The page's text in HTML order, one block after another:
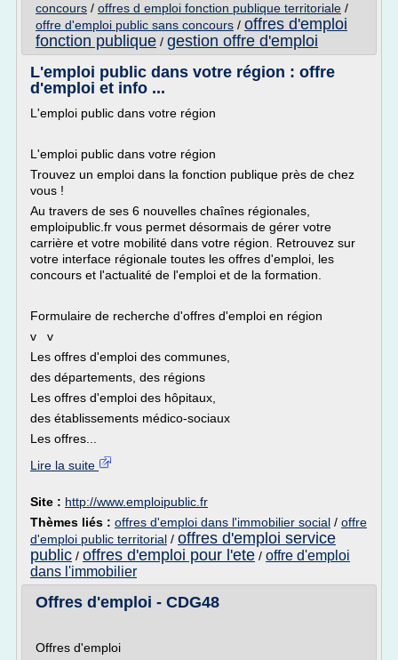
concours / offres d emploi fonction publique territoriale /
offre d'emploi public sans concours / offres d'emploi
fonction publique / gestion offre d'emploi
L'emploi public dans votre région : offre
d'emploi et info ...
L'emploi public dans votre région
L'emploi public dans votre région
Trouvez un emploi dans la fonction publique près de chez
vous !
Au travers de ses 6 nouvelles chaînes régionales,
emploipublic.fr vous permet désormais de gérer votre
carrière et votre mobilité dans votre région. Retrouvez sur
votre interface régionale toutes les offres d'emploi, les
concours et l'actualité de l'emploi et de la formation.
Formulaire de recherche d'offres d'emploi en région
v v
Les offres d'emploi des communes,
des départements, des régions
Les offres d'emploi des hôpitaux,
des établissements médico-sociaux
Les offres...
Lire la suite
Site : http://www.emploipublic.fr
Thèmes liés : offres d'emploi dans l'immobilier social / offre
d'emploi public territorial / offres d'emploi service
public / offres d'emploi pour l'ete / offre d'emploi
dans l'immobilier
Offres d'emploi - CDG48
Offres d'emploi